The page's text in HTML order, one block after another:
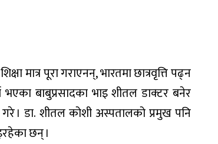
पूरा गराएनन्, भारतमा छात्रवृत्ति पढ्न
भएका बाबुप्रसादका भाइ शीतल डाक्टर बनेर
। डा. शीतल कोशी अस्पतालको प्रमुख पनि
छन् ।